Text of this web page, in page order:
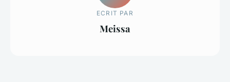
ECRIT PAR
Meissa